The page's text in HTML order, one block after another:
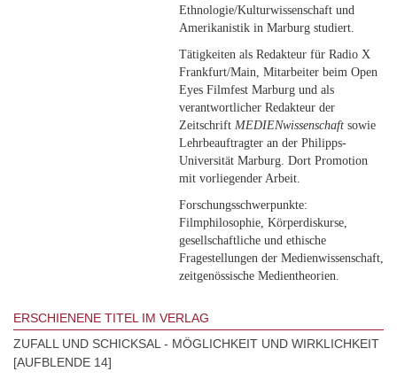
Ethnologie/Kulturwissenschaft und
Amerikanistik in Marburg studiert.
Tätigkeiten als Redakteur für Radio X
Frankfurt/Main, Mitarbeiter beim Open
Eyes Filmfest Marburg und als
verantwortlicher Redakteur der
Zeitschrift MEDIENwissenschaftsowie
Lehrbeauftragter an der Philipps-
Universität Marburg. Dort Promotion
mit vorliegender Arbeit.
Forschungsschwerpunkte:
Filmphilosophie, Körperdiskurse,
gesellschaftliche und ethische
Fragestellungen der Medienwissenschaft,
zeitgenössische Medientheorien.
ERSCHIENENE TITEL IM VERLAG
ZUFALL UND SCHICKSAL - MÖGLICHKEIT UND WIRKLICHKEIT
[AUFBLENDE 14]